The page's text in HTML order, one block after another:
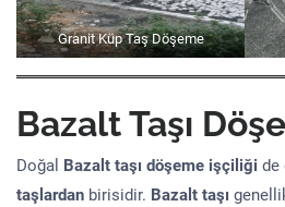
Granit Küp Taş Döşeme
Bazalt Taşı
Doğal Bazalt taşı döşeme işçiliği de
taşlardan birisidir. Bazalt taşı